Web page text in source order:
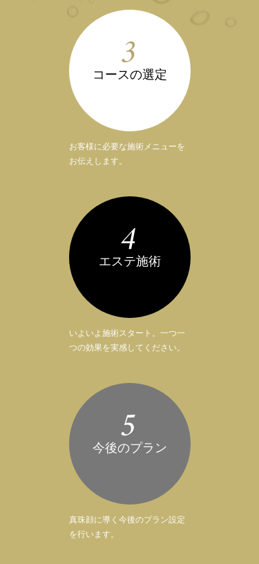
3
コースの選定
お客様に必要な施術メニューを
お伝えします。
4
エステ施術
いよいよ施術スタート。一つ一
つの効果を実感してください。
5
今後のプラン
真珠顔に導く今後のプラン設定
を行います。